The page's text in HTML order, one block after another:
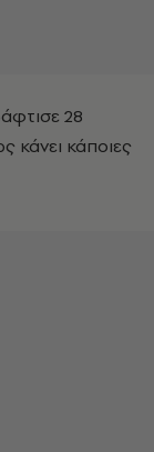
28
κάνει κάποιες